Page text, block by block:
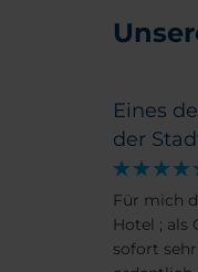
Eines
der
Für mich
Hotel ; als Gast fühlt man sich
sofort